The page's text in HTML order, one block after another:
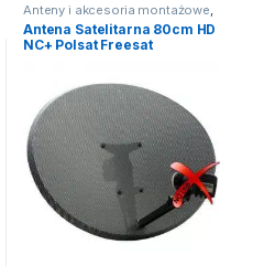
Anteny i akcesoria montażowe
Anteny satelitarne
Antena Satelitarna 80cm HD
NC+ Polsat Freesat